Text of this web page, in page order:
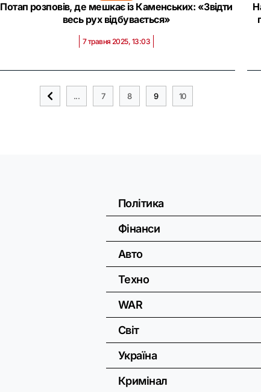
Потап розповів, де мешкає із Каменських: «Звідти
весь рух відбувається»
7 травня 2025, 13:03
... 7 8 9 10
Політика
Фінанси
Авто
Техно
WAR
Світ
Україна
Кримінал